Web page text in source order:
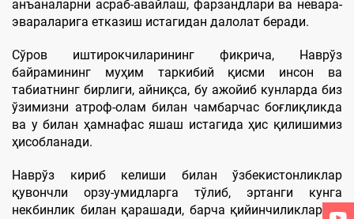
анъаналарни асраб-авайлаш, фарзандлари ва невара-
эвараларига етказиш истагидан далолат беради.
Сўров иштирокчиларининг фикрича, Наврўз
байрамининг муҳим таркибий қисми инсон ва
табиатнинг бирлиги, айниқса, бу ажойиб кунларда биз
ўзимизни атроф-олам билан чамбарчас боғлиқликда
ва у билан ҳамнафас яшаш истагида ҳис қилишимиз
ҳисобланади.
Наврўз кириб келиши билан ўзбекистонликлар
қувончли орзу-умидларга тўлиб, эртанги кунга
некбинлик билан қарашади, барча қийинчиликлар ва